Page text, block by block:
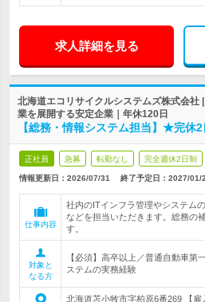
求人詳細を見る
北海道エコリサイクルシステムズ株式会社
業を展開する安定企業｜年休120日
【総務・情報システム担当】★完休
正社員 急募 転勤なし 完全週休2日制
情報更新日：2026/07/31 終了予定日： 2027/01/
仕事内容
社内のITインフラ管理やシステム
などを担当いただきます。総務の
す。
対象と
なる方
【必須】高卒以上／普通自動車第
ステムの実務経験
北海道苫小牧市字柏原6番269 【